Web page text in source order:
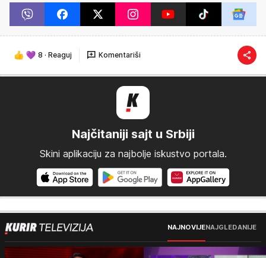
8 · Reaguj Komentariši
Najčitaniji sajt u Srbiji
Skini aplikaciju za najbolje iskustvo portala.
NAJNOVIJENAJGLEDANIJE